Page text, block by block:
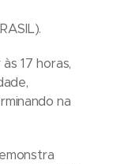
17 horas,
na